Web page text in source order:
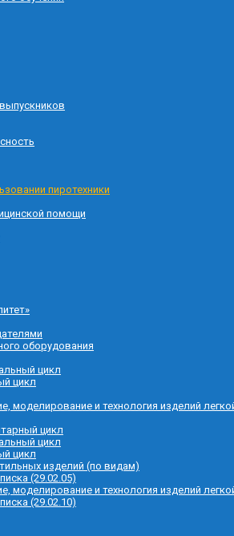
пиротехники
помощи
оборудования
цикл
цикл
моделирование и технология изделий
цикл
цикл
цикл
изделий (по видам)
(29.02.05)
моделирование и технология изделий
(29.02.10)